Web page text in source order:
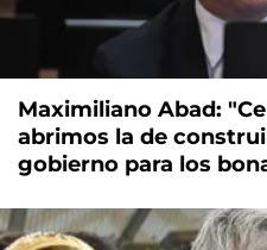
Maximiliano Abad:
abrimos la de
gobierno para los